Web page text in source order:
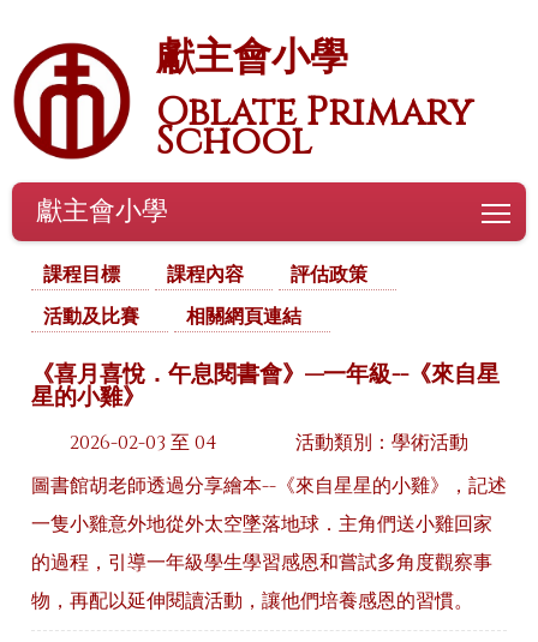
獻主會小學
Oblate Primary
School
獻主會小學
課程目標 課程內容
評估政策
活動及比賽
相關網頁連結
《喜月喜悅．午息閱書會》—一年級--《來自星
星的小雞》
2026-02-03 至 04
活動類別：學術活動
圖書館胡老師透過分享繪本--《來自星星的小雞》，記述
一隻小雞意外地從外太空墜落地球．主角們送小雞回家
的過程，引導一年級學生學習感恩和嘗試多角度觀察事
物，再配以延伸閱讀活動，讓他們培養感恩的習慣。